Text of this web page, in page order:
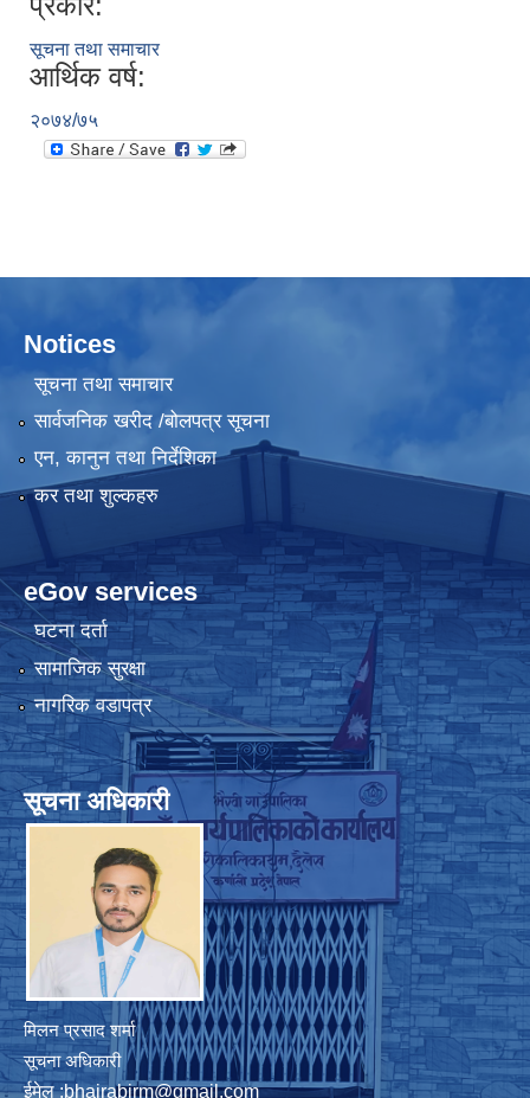
सूचना तथा समाचार
आर्थिक वर्ष:
२०७४/७५
Notices
सूचना तथा समाचार
सार्वजनिक खरीद /बोलपत्र सूचना
एन, कानुन तथा निर्देशिका
कर तथा शुल्कहरु
eGov services
घटना दर्ता
सामाजिक सुरक्षा
नागरिक वडापत्र
सूचना अधिकारी
मिलन प्रसाद शर्मा
सूचना अधिकारी
ईमेल :bhairabirm@gmail.com